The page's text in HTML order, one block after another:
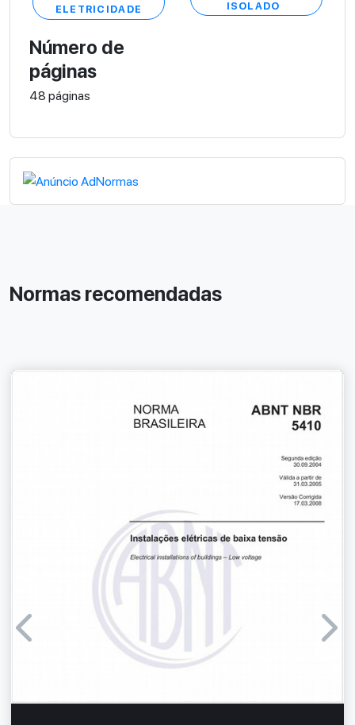
ELETRICIDADE
Número de
páginas
48 páginas
ISOLADO
Normas recomendadas